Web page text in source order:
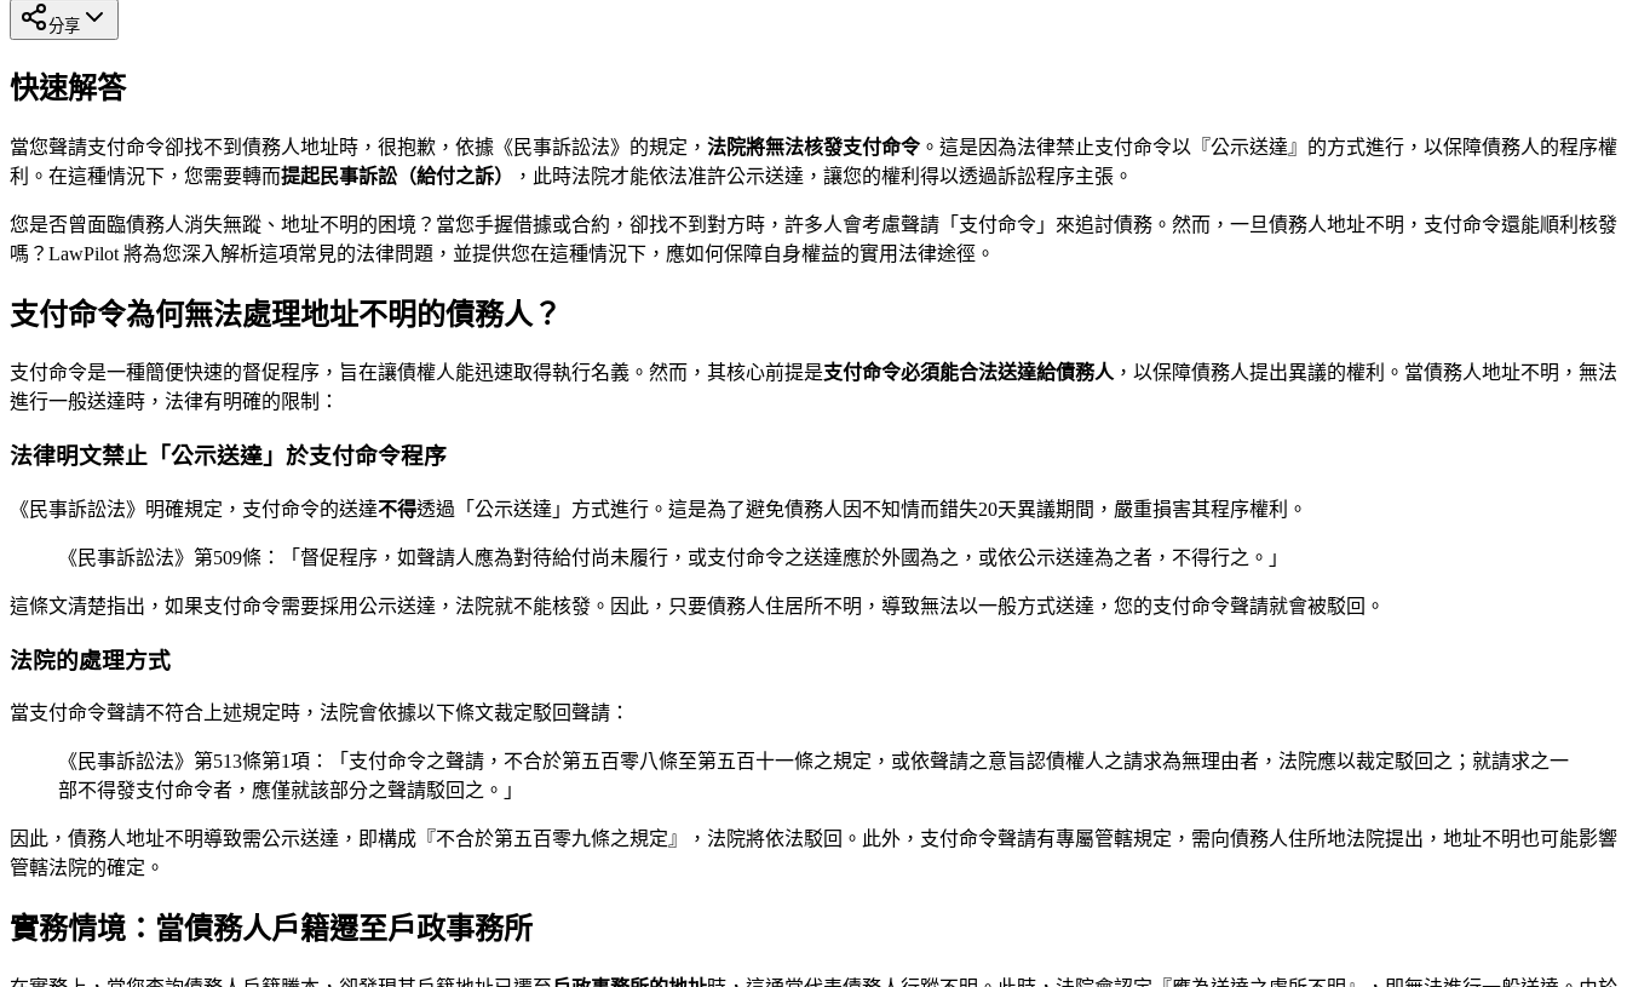
分享
快速解答
當您聲請支付命令卻找不到債務人地址時，很抱歉，依據《民事訴訟法》的規定， 法院將無法核發支付命令 。這是因為法律禁止支付命令以『公示送達』的方式進行，以保障債務人的程序權
利。在這種情況下，您需要轉而提起民事訴訟（給付之訴） ，此時法院才能依法准許公示送達，讓您的權利得以透過訴訟程序主張。
您是否曾面臨債務人消失無蹤、地址不明的困境？當您手握借據或合約，卻找不到對方時，許多人會考慮聲請「支付命令」來追討債務。然而，一旦債務人地址不明，支付命令還能順利核發
嗎？LawPilot 將為您深入解析這項常見的法律問題，並提供您在這種情況下，應如何保障自身權益的實用法律途徑。
支付命令為何無法處理地址不明的債務人？
支付命令是一種簡便快速的督促程序，旨在讓債權人能迅速取得執行名義。然而，其核心前提是支付命令必須能合法送達給債務人，以保障債務人提出異議的權利。當債務人地址不明，無法
進行一般送達時，法律有明確的限制：
法律明文禁止「公示送達」於支付命令程序
《民事訴訟法》明確規定，支付命令的送達不得透過「公示送達」方式進行。這是為了避免債務人因不知情而錯失20天異議期間，嚴重損害其程序權利。
《民事訴訟法》第509條：「督促程序，如聲請人應為對待給付尚未履行，或支付命令之送達應於外國為之，或依公示送達為之者，不得行之。」
這條文清楚指出，如果支付命令需要採用公示送達，法院就不能核發。因此，只要債務人住居所不明，導致無法以一般方式送達，您的支付命令聲請就會被駁回。
法院的處理方式
當支付命令聲請不符合上述規定時，法院會依據以下條文裁定駁回聲請：
《民事訴訟法》第513條第1項：「支付命令之聲請，不合於第五百零八條至第五百十一條之規定，或依聲請之意旨認債權人之請求為無理由者，法院應以裁定駁回之；就請求之一
部不得發支付命令者，應僅就該部分之聲請駁回之。」
因此，債務人地址不明導致需公示送達，即構成『不合於第五百零九條之規定』，法院將依法駁回。此外，支付命令聲請有專屬管轄規定，需向債務人住所地法院提出，地址不明也可能影響
管轄法院的確定。
實務情境：當債務人戶籍遷至戶政事務所